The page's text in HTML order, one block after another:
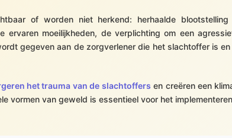
of worden niet herkend: herhaalde
ervaren moeilijkheden, de verplichting om een
gegeven aan de zorgverlener die het slachtoffer is
het trauma van de slachtoffers en creëren een
vormen van geweld is essentieel voor het